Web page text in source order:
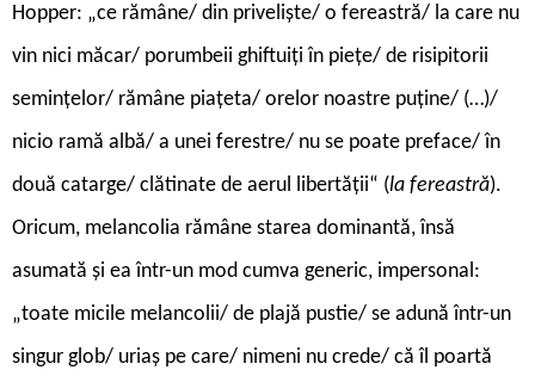
Hopper: „ce rămâne/ din priveliște/ o fereastră/ la care nu
vin nici măcar/ porumbeii ghiftuiți în piețe/ de risipitorii
semințelor/ rămâne piațeta/ orelor noastre puține/ (…)/
nicio ramă albă/ a unei ferestre/ nu se poate preface/ în
două catarge/ clătinate de aerul libertății“ (la fereastră).
Oricum, melancolia rămâne starea dominantă, însă
asumată și ea într-un mod cumva generic, impersonal:
„toate micile melancolii/ de plajă pustie/ se adună într-un
singur glob/ uriaș pe care/ nimeni nu crede/ că îl poartă